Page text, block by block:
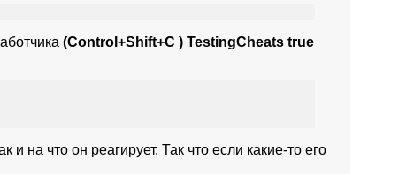
(Control+Shift+C ) TestingCheats true
на что он реагирует. Так что если какие-то его